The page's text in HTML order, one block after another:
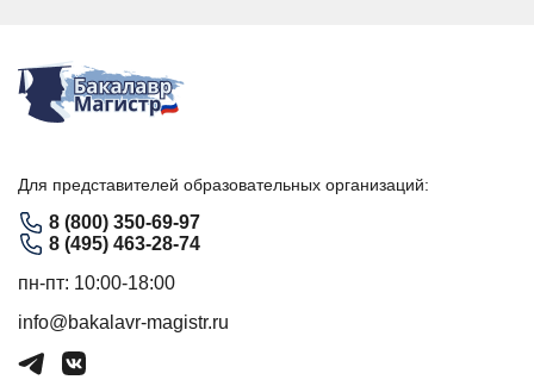
Для представителей образовательных организаций:
8 (800) 350-69-97
8 (495) 463-28-74
пн-пт: 10:00-18:00
info@bakalavr-magistr.ru